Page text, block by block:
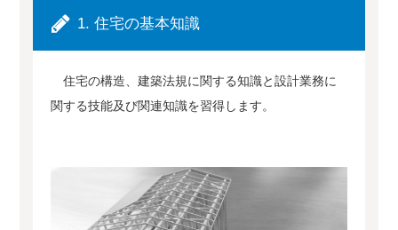
1. 住宅の基本知識
住宅の構造、建築法規に関する知識と設計業務に
関する技能及び関連知識を習得します。